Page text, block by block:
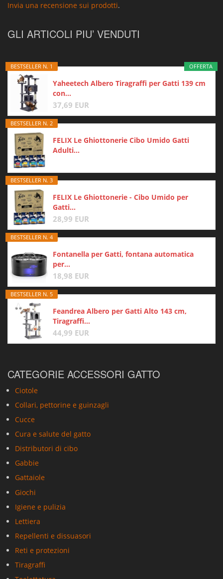
Invia una recensione sui prodotti.
GLI ARTICOLI PIU’ VENDUTI
OFFERTA
BESTSELLER N. 1
Yaheetech Albero Tiragraffi per Gatti 139 cm
con...
37,69 EUR
BESTSELLER N. 2
FELIX Le Ghiottonerie Cibo Umido Gatti
Adulti...
BESTSELLER N. 3
FELIX Le Ghiottonerie - Cibo Umido per
Gatti...
28,99 EUR
BESTSELLER N. 4
Fontanella per Gatti, fontana automatica
per...
18,98 EUR
BESTSELLER N. 5
Feandrea Albero per Gatti Alto 143 cm,
Tiragraffi...
44,99 EUR
CATEGORIE ACCESSORI GATTO
Ciotole
Collari, pettorine e guinzagli
Cucce
Cura e salute del gatto
Distributori di cibo
Gabbie
Gattaiole
Giochi
Igiene e pulizia
Lettiera
Repellenti e dissuasori
Reti e protezioni
Tiragraffi